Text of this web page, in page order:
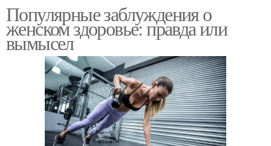
Популярные заблуждения о
женском здоровье: правда или
вымысел